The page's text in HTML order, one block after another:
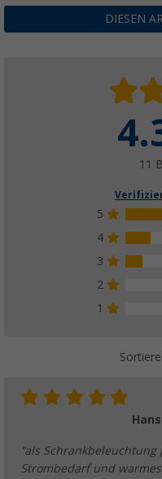
DIESEN
11
5
4
3
2
1
Hans
"als
Strombedarf und